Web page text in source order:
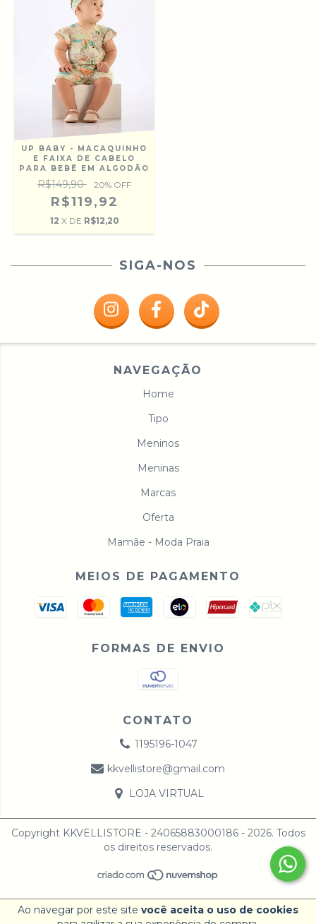
Ao navegar por este site você aceita o uso de cookies
UP BABY - MACAQUINHO
E FAIXA DE CABELO
PARA BEBÊ EM ALGODÃO
R$149,90 20% OFF
R$119,92
12 X DE R$12,20
SIGA-NOS
NAVEGAÇÃO
Home
Tipo
Meninos
Meninas
Marcas
Oferta
Mamãe - Moda Praia
MEIOS DE PAGAMENTO
FORMAS DE ENVIO
CONTATO
1195196-1047
kkvellistore@gmail.com
LOJA VIRTUAL
Copyright KKVELLISTORE - 24065883000186 - 2026. Todos
os direitos reservados.